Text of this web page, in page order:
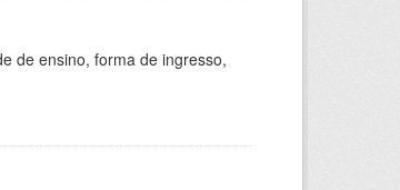
de ensino, forma de ingresso,